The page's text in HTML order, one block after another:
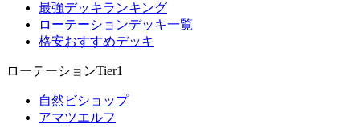
最強デッキランキング
ローテーションデッキ一覧
格安おすすめデッキ
ローテーションTier1
自然ビショップ
アマツエルフ